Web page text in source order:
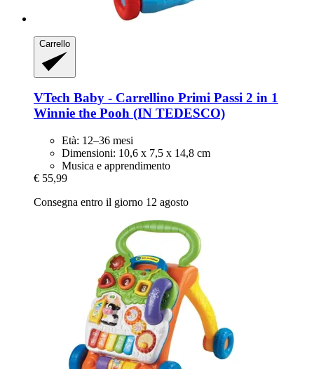
Carrello
VTech Baby -​ Carrellino Primi Passi 2 in 1
Winnie the Pooh (IN TEDESCO)
Età: 12–36 mesi
Dimensioni: 10,6 x 7,5 x 14,8 cm
Musica e apprendimento
€ 55,99
Consegna entro il giorno 12 agosto